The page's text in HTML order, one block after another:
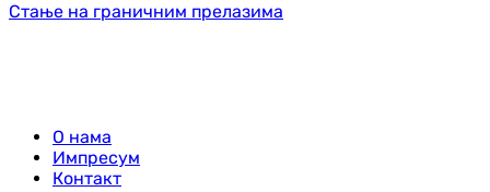
Стање на граничним прелазима
О нама
Импресум
Контакт